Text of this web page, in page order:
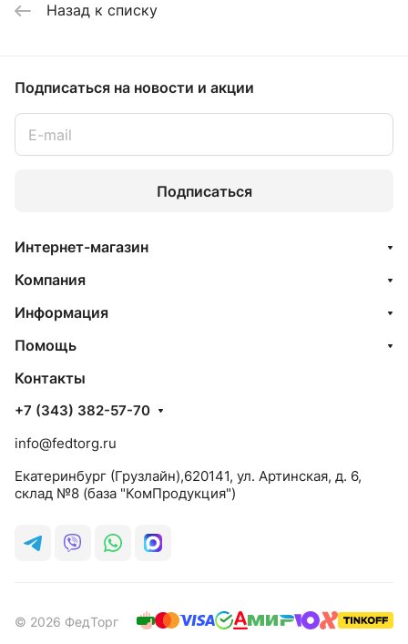
Назад к списку
Подписаться на новости и акции
Подписаться
Интернет-магазин
Компания
Информация
Помощь
Контакты
+7 (343) 382-57-70
info@fedtorg.ru
Екатеринбург (Грузлайн),620141, ул. Артинская, д. 6,
склад №8 (база "КомПродукция")
© 2026 ФедТорг